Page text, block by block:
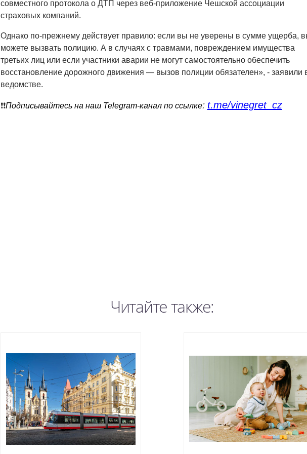
совместного протокола о ДТП через веб-приложение Чешской ассоциации
страховых компаний.
Однако по-прежнему действует правило: если вы не уверены в сумме ущерба,
можете вызвать полицию. А в случаях с травмами, повреждением имущества
третьих лиц или если участники аварии не могут самостоятельно обеспечить
восстановление дорожного движения — вызов полиции обязателен», - заявили
ведомстве.
❗️❗️Подписывайтесь на наш Telegram-канал по ссылке: t.me/vinegret_cz
Читайте также: